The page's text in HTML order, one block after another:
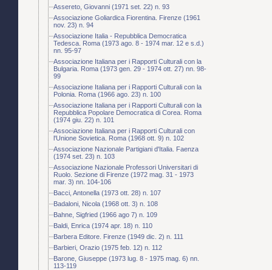
Assereto, Giovanni (1971 set. 22) n. 93
Associazione Goliardica Fiorentina. Firenze (1961
nov. 23) n. 94
Associazione Italia - Repubblica Democratica
Tedesca. Roma (1973 ago. 8 - 1974 mar. 12 e s.d.)
nn. 95-97
Associazione Italiana per i Rapporti Culturali con la
Bulgaria. Roma (1973 gen. 29 - 1974 ott. 27) nn. 98-
99
Associazione Italiana per i Rapporti Culturali con la
Polonia. Roma (1966 ago. 23) n. 100
Associazione Italiana per i Rapporti Culturali con la
Repubblica Popolare Democratica di Corea. Roma
(1974 giu. 22) n. 101
Associazione Italiana per i Rapporti Culturali con
l'Unione Sovietica. Roma (1968 ott. 9) n. 102
Associazione Nazionale Partigiani d'Italia. Faenza
(1974 set. 23) n. 103
Associazione Nazionale Professori Universitari di
Ruolo. Sezione di Firenze (1972 mag. 31 - 1973
mar. 3) nn. 104-106
Bacci, Antonella (1973 ott. 28) n. 107
Badaloni, Nicola (1968 ott. 3) n. 108
Bahne, Sigfried (1966 ago 7) n. 109
Baldi, Enrica (1974 apr. 18) n. 110
Barbera Editore. Firenze (1949 dic. 2) n. 111
Barbieri, Orazio (1975 feb. 12) n. 112
Barone, Giuseppe (1973 lug. 8 - 1975 mag. 6) nn.
113-119